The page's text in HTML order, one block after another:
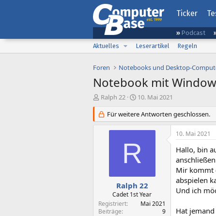
Ticker
Podcast
Aktuelles
Leserartikel Regeln
Foren Notebooks und Desktop-
Notebook mit
E
s
t
Ralph 22
E
s
t
e
l
t
m
10. Mai 2021
Für weitere Antworten geschlossen.
R
Ralph 22
Cadet 1st Year
Registriert
Mai 2021
Beiträge
9
10. Mai 2021
Hallo, bin
Mir kommt
abspielen
Und ich
Hat